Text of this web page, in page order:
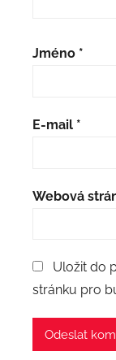
Jméno *
E-mail *
Webová
Uložit do
stránku pro